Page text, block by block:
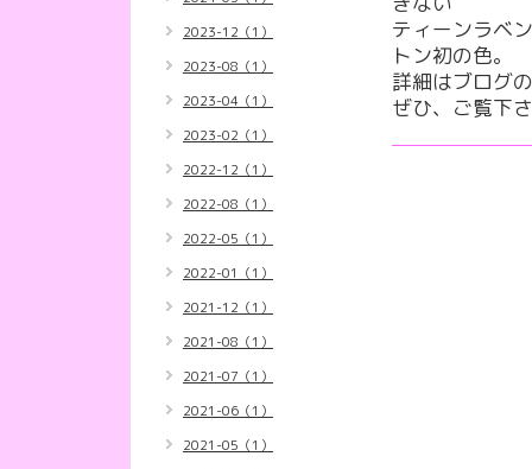
ティーンラベ
トン初の色。
詳細はブログ
ぜひ、ご覧下
2023-12（1）
2023-08（1）
2023-04（1）
2023-02（1）
2022-12（1）
2022-08（1）
2022-05（1）
2022-01（1）
2021-12（1）
2021-08（1）
2021-07（1）
2021-06（1）
2021-05（1）